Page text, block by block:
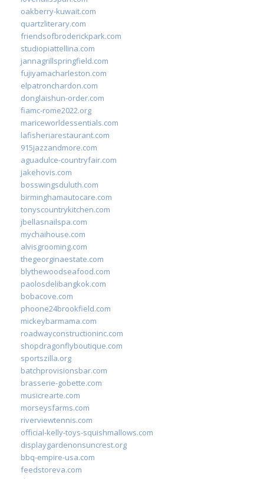
oakberry-kuwait.com
quartzliterary.com
friendsofbroderickpark.com
studiopiattellina.com
jannagrillspringfield.com
fujiyamacharleston.com
elpatronchardon.com
donglaishun-order.com
fiamc-rome2022.org
mariceworldessentials.com
lafisheriarestaurant.com
915jazzandmore.com
aguadulce-countryfair.com
jakehovis.com
bosswingsduluth.com
birminghamautocare.com
tonyscountrykitchen.com
jbellasnailspa.com
mychaihouse.com
alvisgrooming.com
thegeorginaestate.com
blythewoodseafood.com
paolosdelibangkok.com
bobacove.com
phoone24brookfield.com
mickeybarmama.com
roadwayconstructioninc.com
shopdragonflyboutique.com
sportszilla.org
batchprovisionsbar.com
brasserie-gobette.com
musicrearte.com
morseysfarms.com
riverviewtennis.com
official-kelly-toys-squishmallows.com
displaygardenonsuncrest.org
bbq-empire-usa.com
feedstoreva.com